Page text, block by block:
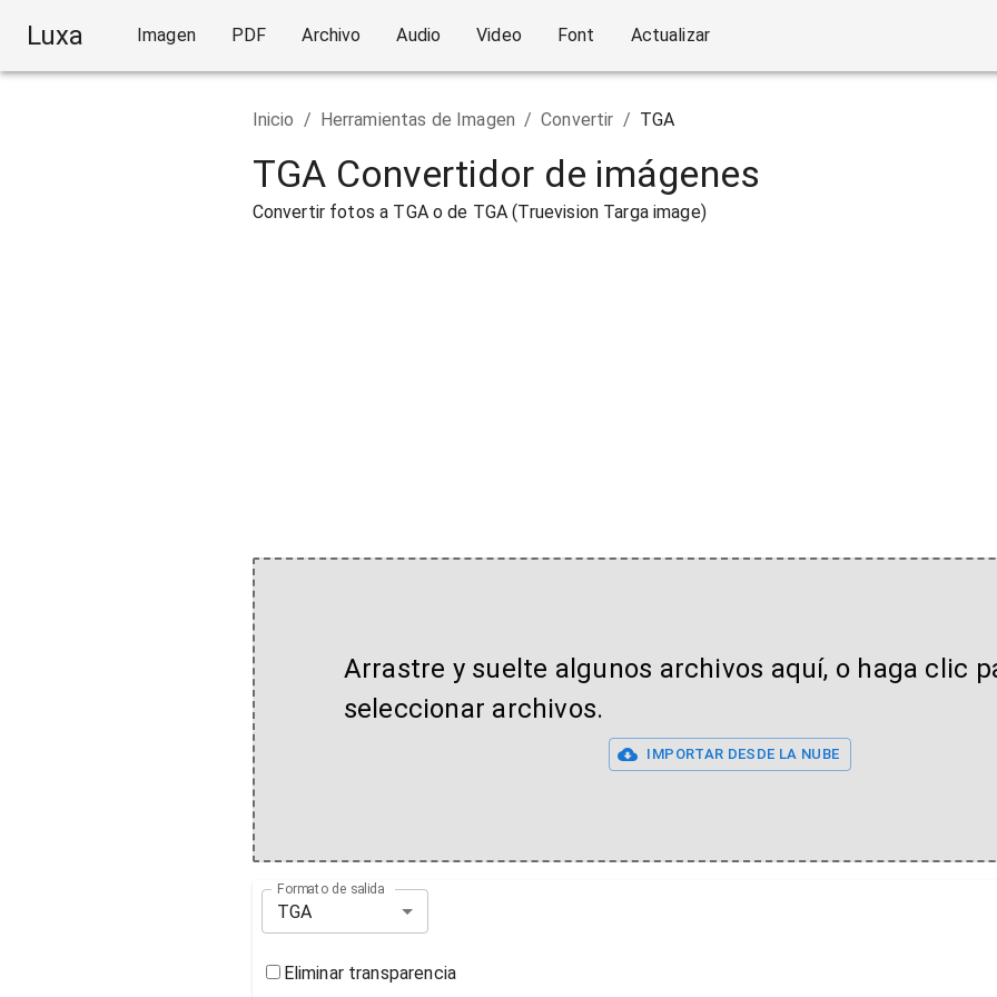
Luxa Imagen PDF Archivo Audio Video Font Actualizar
Inicio / Herramientas de Imagen / Convertir / TGA
TGA Convertidor de imágenes
Convertir fotos a TGA o de TGA (Truevision Targa image)
Arrastre y suelte algunos archivos aquí, o haga clic
seleccionar archivos.
IMPORTAR DESDE LA NUBE
Formato de salida
TGA
Eliminar transparencia